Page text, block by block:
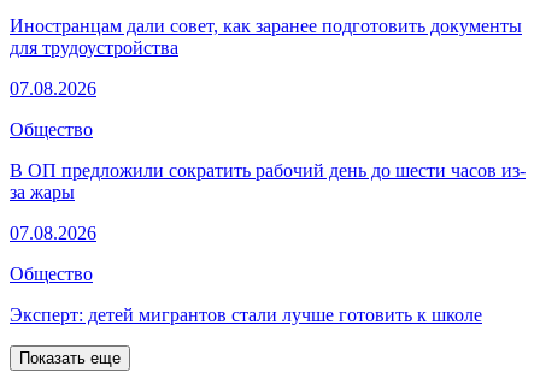
Иностранцам дали совет, как заранее подготовить документы
для трудоустройства
07.08.2026
Общество
В ОП предложили сократить рабочий день до шести часов из-
за жары
07.08.2026
Общество
Эксперт: детей мигрантов стали лучше готовить к школе
Показать еще